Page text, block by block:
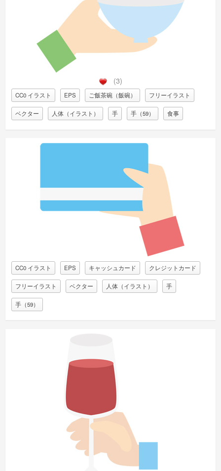
(3)
CC0 イラスト EPS ご飯茶碗（飯碗） フリーイラスト
ベクター 人体（イラスト） 手 手（59） 食事
CC0 イラスト EPS キャッシュカード クレジットカード
フリーイラスト ベクター 人体（イラスト） 手
手（59）